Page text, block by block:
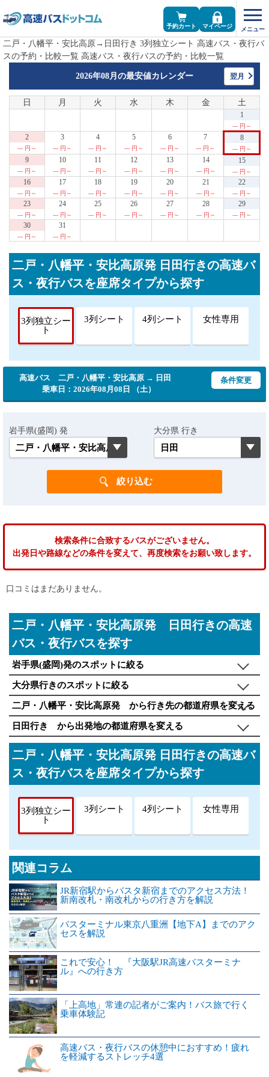
予約カート マイページ
二戸・八幡平・安比高原→日田行き 3列独立シート 高速バス・夜行バ
スの予約・比較一覧 高速バス・夜行バスの予約・比較一覧
2026年08月の最安値カレンダー 翌月
日 月 火 水 木 金 土
1
--- 円～
2
--- 円～
3
--- 円～
4
--- 円～
5
--- 円～
6
--- 円～
7
--- 円～
8
--- 円～
9
--- 円～
10
--- 円～
11
--- 円～
12
--- 円～
13
--- 円～
14
--- 円～
15
--- 円～
16
--- 円～
17
--- 円～
18
--- 円～
19
--- 円～
20
--- 円～
21
--- 円～
22
--- 円～
23
--- 円～
24
--- 円～
25
--- 円～
26
--- 円～
27
--- 円～
28
--- 円～
29
--- 円～
30
--- 円～
31
--- 円～
二戸・八幡平・安比高原発 日田行きの高速バ
ス・夜行バスを座席タイプから探す
3列独立シー
ト
3列シート 4列シート 女性専用
高速バス 二戸・八幡平・安比高原 → 日田
乗車日：2026年08月08日 （土）
条件変更
岩手県(盛岡) 発 大分県 行き
検索条件に合致するバスがございません。
出発日や路線などの条件を変えて、再度検索をお願い致します。
口コミはまだありません。
二戸・八幡平・安比高原発 日田行きの高速
バス・夜行バスを探す
岩手県(盛岡)発のスポットに絞る
大分県行きのスポットに絞る
二戸・八幡平・安比高原発 から行き先の都道府県を変える
日田行き から出発地の都道府県を変える
二戸・八幡平・安比高原発 日田行きの高速バ
ス・夜行バスを座席タイプから探す
3列独立シー
ト
3列シート 4列シート 女性専用
関連コラム
JR新宿駅からバスタ新宿までのアクセス方法！
新南改札・南改札からの行き方を解説
バスターミナル東京八重洲【地下A】までのアク
セスを解説
これで安心！ 『大阪駅JR高速バスターミナ
ル』への行き方
「上高地」常連の記者がご案内！バス旅で行く
乗車体験記
高速バス・夜行バスの休憩中におすすめ！疲れ
を軽減するストレッチ4選